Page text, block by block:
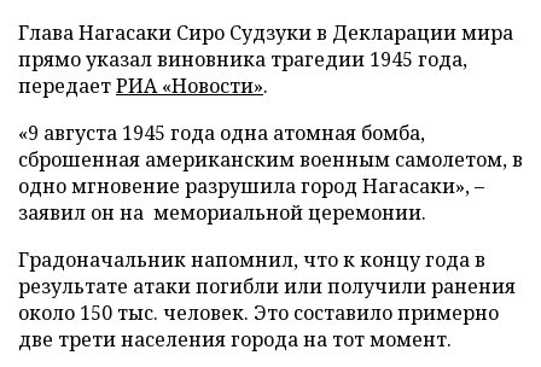
Глава Нагасаки Сиро Судзуки в Декларации мира
прямо указал виновника трагедии 1945 года,
передаетРИА «Новости».
«9 августа 1945 года одна атомная бомба,
сброшенная американским военным самолетом, в
одно мгновение разрушила город Нагасаки», –
заявил он на мемориальной церемонии.
Градоначальник напомнил, что к концу года в
результате атаки погибли или получили ранения
около 150 тыс. человек. Это составило примерно
две трети населения города на тот момент.